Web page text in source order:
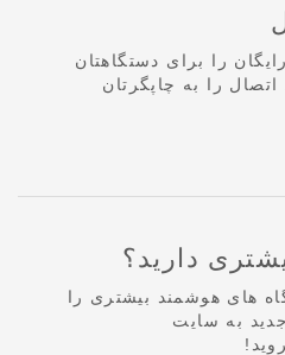
را برای دستگاهتان
اتصال را به چاپگرتان
های هوشمند بیشتری را
به سایت